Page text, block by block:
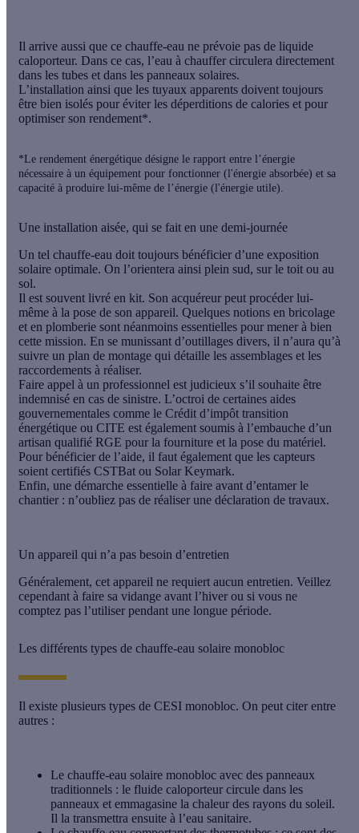
Il arrive aussi que ce chauffe-eau ne prévoie pas de liquide
caloporteur. Dans ce cas, l’eau à chauffer circulera directement
dans les tubes et dans les panneaux solaires.
L’installation ainsi que les tuyaux apparents doivent toujours
être bien isolés pour éviter les déperditions de calories et pour
optimiser son rendement*.
*Le rendement énergétique désigne le rapport entre l’énergie
nécessaire à un équipement pour fonctionner (l'énergie absorbée) et sa
capacité à produire lui-même de l’énergie (l'énergie utile).
Une installation aisée, qui se fait en une demi-journée
Un tel chauffe-eau doit toujours bénéficier d’une exposition
solaire optimale. On l’orientera ainsi plein sud, sur le toit ou au
sol.
Il est souvent livré en kit. Son acquéreur peut procéder lui-
même à la pose de son appareil. Quelques notions en bricolage
et en plomberie sont néanmoins essentielles pour mener à bien
cette mission. En se munissant d’outillages divers, il n’aura qu’à
suivre un plan de montage qui détaille les assemblages et les
raccordements à réaliser.
Faire appel à un professionnel est judicieux s’il souhaite être
indemnisé en cas de sinistre. L’octroi de certaines aides
gouvernementales comme le Crédit d’impôt transition
énergétique ou CITE est également soumis à l’embauche d’un
artisan qualifié RGE pour la fourniture et la pose du matériel.
Pour bénéficier de l’aide, il faut également que les capteurs
soient certifiés CSTBat ou Solar Keymark.
Enfin, une démarche essentielle à faire avant d’entamer le
chantier : n’oubliez pas de réaliser une déclaration de travaux.
Un appareil qui n’a pas besoin d’entretien
Généralement, cet appareil ne requiert aucun entretien. Veillez
cependant à faire sa vidange avant l’hiver ou si vous ne
comptez pas l’utiliser pendant une longue période.
Les différents types de chauffe-eau solaire monobloc
Il existe plusieurs types de CESI monobloc. On peut citer entre
autres :
Le chauffe-eau solaire monobloc avec des panneaux
traditionnels : le fluide caloporteur circule dans les
panneaux et emmagasine la chaleur des rayons du soleil.
Il la transmettra ensuite à l’eau sanitaire.